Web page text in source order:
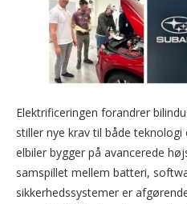
Elektrificeringen forandrer
stiller nye krav til både
elbiler bygger på avancerede
samspillet mellem batteri,
sikkerhedssystemer er